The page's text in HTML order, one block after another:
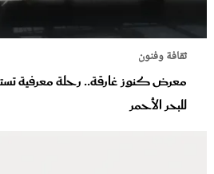
ثقافة وفنون
معرض كنوز غارقة.. رحلة معرفية
للبحر الأحمر